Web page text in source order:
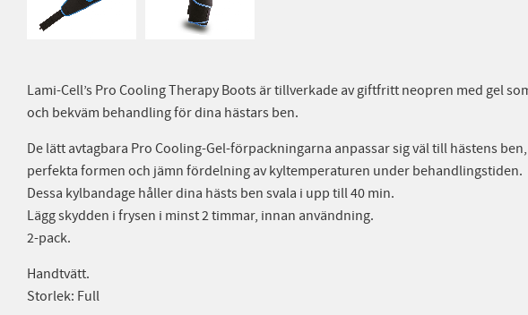
Lami-Cell’s Pro Cooling Therapy Boots är tillverkade av giftfritt neopren med gel
och bekväm behandling för dina hästars ben.
De lätt avtagbara Pro Cooling-Gel-förpackningarna anpassar sig väl till hästens
perfekta formen och jämn fördelning av kyltemperaturen under behandlingstiden.
Dessa kylbandage håller dina hästs ben svala i upp till 40 min.
Lägg skydden i frysen i minst 2 timmar, innan användning.
2-pack.
Handtvätt.
Storlek: Full